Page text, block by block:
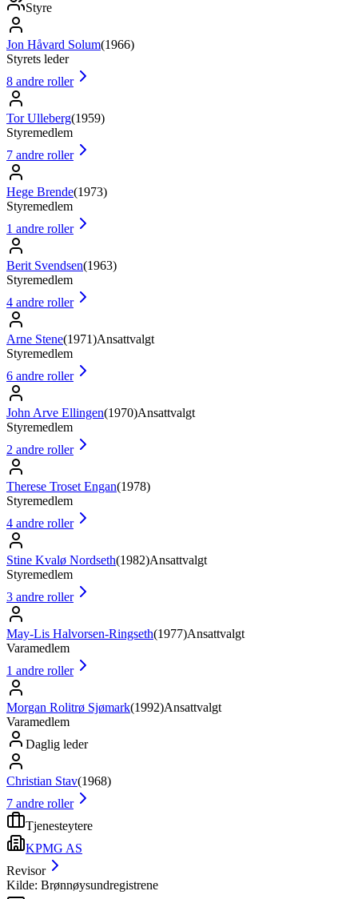
Styre
Jon Håvard Solum(1966)
Styrets leder
8 andre roller
Tor Ulleberg(1959)
Styremedlem
7 andre roller
Hege Brende(1973)
Styremedlem
1 andre roller
Berit Svendsen(1963)
Styremedlem
4 andre roller
Arne Stene(1971)Ansattvalgt
Styremedlem
6 andre roller
John Arve Ellingen(1970)Ansattvalgt
Styremedlem
2 andre roller
Therese Troset Engan(1978)
Styremedlem
4 andre roller
Stine Kvalø Nordseth(1982)Ansattvalgt
Styremedlem
3 andre roller
May-Lis Halvorsen-Ringseth(1977)Ansattvalgt
Varamedlem
1 andre roller
Morgan Rolitrø Sjømark(1992)Ansattvalgt
Varamedlem
Daglig leder
Christian Stav(1968)
7 andre roller
Tjenesteytere
KPMG AS
Revisor
Kilde: Brønnøysundregistrene